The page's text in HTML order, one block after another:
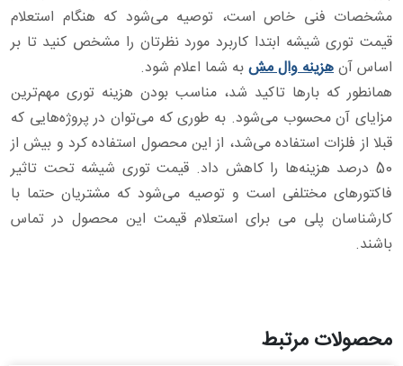
مشخصات فنی خاص است، توصیه می‌شود که هنگام استعلام
قیمت توری شیشه ابتدا کاربرد مورد نظرتان را مشخص کنید تا بر
اساس آنهزینه وال مشبه شما اعلام شود.
همانطور که بارها تاکید شد، مناسب بودن هزینه توری مهم‌ترین
مزایای آن محسوب می‌شود. به طوری که می‌توان در پروژه‌هایی که
قبلا از فلزات استفاده می‌شد، از این محصول استفاده کرد و بیش از
50 درصد هزینه‌ها را کاهش داد. قیمت توری شیشه تحت تاثیر
فاکتورهای مختلفی است و توصیه می‌شود که مشتریان حتما با
کارشناسان پلی می برای استعلام قیمت این محصول در تماس
باشند.
محصولات مرتبط